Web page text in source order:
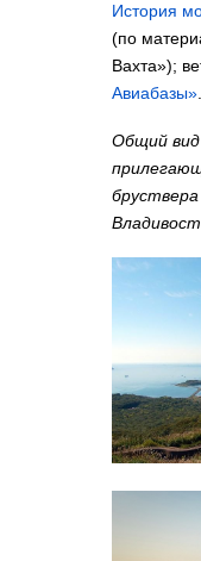
История
(по
Вахта»);
Авиабазы».
Общий вид